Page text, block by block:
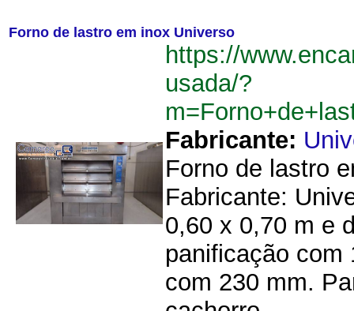
Forno de lastro em inox Universo
https://
usada/?
Fabricante:
Forno de lastro
Fabricante:
0,60 x 0,70 m e
panificação com
com 230 mm.